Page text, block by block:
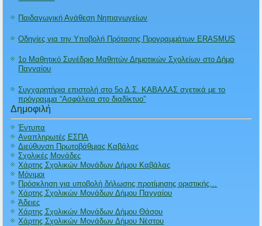
Παιδαγωγική Ανάθεση Νηπιαγωγείων
Οδηγίες για την Υποβολή Πρότασης Προγραμμάτων ERASMUS
1ο Μαθητικό Συνέδριο Μαθητών Δημοτικών Σχολείων στο Δήμο
Παγγαίου
Συγχαρητήρια επιστολή στο 5ο Δ.Σ. ΚΑΒΑΛΑΣ σχετικά με το
πρόγραμμα “Ασφάλεια στο διαδίκτυο”
Δημοφιλή
Έντυπα
Αναπληρωτές ΕΣΠΑ
Διεύθυνση Πρωτοβάθμιας Καβάλας
Σχολικές Μονάδες
Χάρτης Σχολικών Μονάδων Δήμου Καβάλας
Μόνιμοι
Πρόσκληση για υποβολή δήλωσης προτίμησης οριστικής…
Χάρτης Σχολικών Μονάδων Δήμου Παγγαίου
Άδειες
Χάρτης Σχολικών Μονάδων Δήμου Θάσου
Χάρτης Σχολικών Μονάδων Δήμου Νέστου